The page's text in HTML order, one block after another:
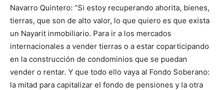
Navarro Quintero: “Si estoy recuperando ahorita, bienes,
tierras, que son de alto valor, lo que quiero es que exista
un Nayarit inmobiliario. Para ir a los mercados
internacionales a vender tierras o a estar coparticipando
en la construcción de condominios que se puedan
vender o rentar. Y que todo ello vaya al Fondo Soberano:
la mitad para capitalizar el fondo de pensiones y la otra